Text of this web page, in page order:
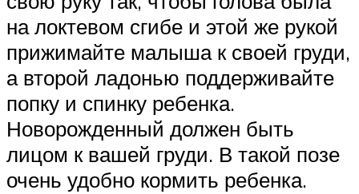
на локтевом сгибе и этой же рукой
прижимайте малыша к своей груди,
а второй ладонью поддерживайте
попку и спинку ребенка.
Новорожденный должен быть
лицом к вашей груди. В такой позе
очень удобно кормить ребенка.